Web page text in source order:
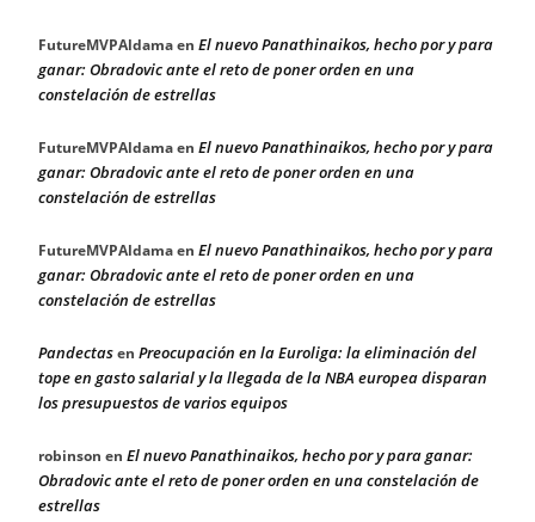
FutureMVPAldamaen El nuevo Panathinaikos, hecho por y para
ganar: Obradovic ante el reto de poner orden en una
constelación de estrellas
FutureMVPAldamaen El nuevo Panathinaikos, hecho por y para
ganar: Obradovic ante el reto de poner orden en una
constelación de estrellas
FutureMVPAldamaen El nuevo Panathinaikos, hecho por y para
ganar: Obradovic ante el reto de poner orden en una
constelación de estrellas
Pandectasen Preocupación en la Euroliga: la eliminación del
tope en gasto salarial y la llegada de la NBA europea disparan
los presupuestos de varios equipos
robinson en El nuevo Panathinaikos, hecho por y para ganar:
Obradovic ante el reto de poner orden en una constelación de
estrellas